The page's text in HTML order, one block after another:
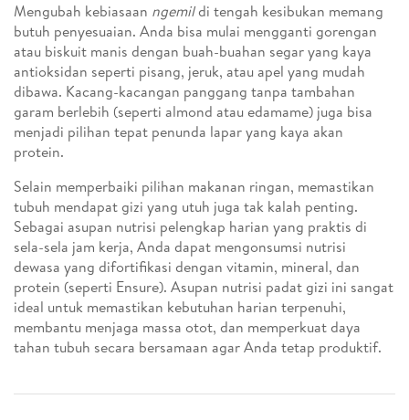
Mengubah kebiasaan ngemildi tengah kesibukan memang
butuh penyesuaian. Anda bisa mulai mengganti gorengan
atau biskuit manis dengan buah-buahan segar yang kaya
antioksidan seperti pisang, jeruk, atau apel yang mudah
dibawa. Kacang-kacangan panggang tanpa tambahan
garam berlebih (seperti almond atau edamame) juga bisa
menjadi pilihan tepat penunda lapar yang kaya akan
protein.
Selain memperbaiki pilihan makanan ringan, memastikan
tubuh mendapat gizi yang utuh juga tak kalah penting.
Sebagai asupan nutrisi pelengkap harian yang praktis di
sela-sela jam kerja, Anda dapat mengonsumsi nutrisi
dewasa yang difortifikasi dengan vitamin, mineral, dan
protein (seperti Ensure). Asupan nutrisi padat gizi ini sangat
ideal untuk memastikan kebutuhan harian terpenuhi,
membantu menjaga massa otot, dan memperkuat daya
tahan tubuh secara bersamaan agar Anda tetap produktif.